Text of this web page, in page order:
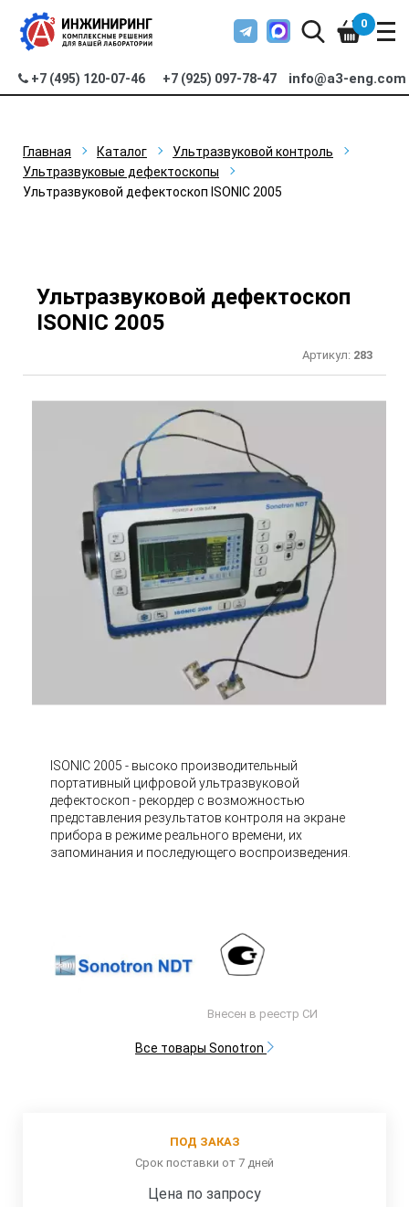
+7 (495) 120-07-46 +7 (925) 097-78-47 info@a3-eng.com
0
Главная Каталог
Ультразвуковой контроль
Ультразвуковые дефектоскопы
Ультразвуковой дефектоскоп ISONIC 2005
Ультразвуковой дефектоскоп
ISONIC 2005
Артикул: 283
ISONIС 2005 - высоко производительный
портативный цифровой ультразвуковой
дефектоскоп - рекордер с возможностью
представления результатов контроля на экране
прибора в режиме реального времени, их
запоминания и последующего воспроизведения.
Внесен в реестр СИ
Все товары Sonotron
ПОД ЗАКАЗ
Срок поставки от 7 дней
Цена по запросу